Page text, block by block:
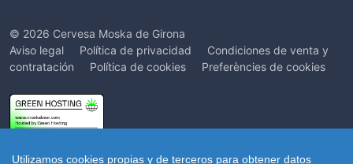
Utilizamos cookies propias y de terceros para obtener datos
© 2026 Cervesa Moska de Girona
Aviso legal
Política de privacidad
Condiciones de venta y
contratación
Política de cookies Preferències de cookies